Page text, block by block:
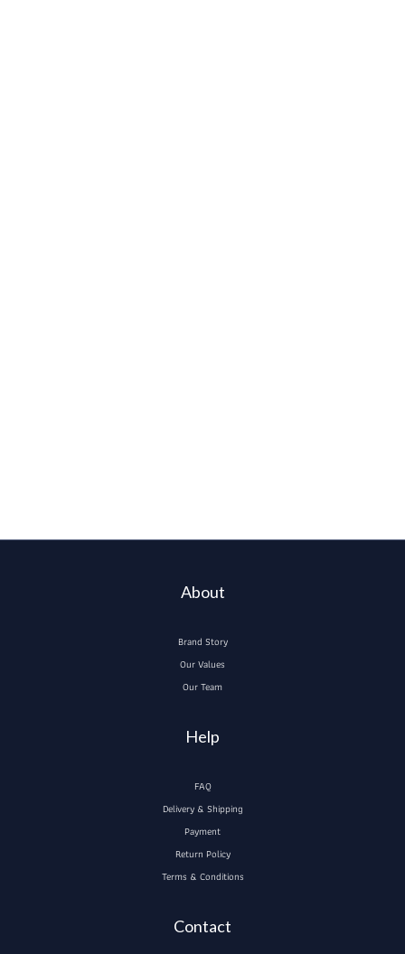
About
Brand Story
Our Values
Our Team
Help
FAQ
Delivery & Shipping
Payment
Return Policy
Terms & Conditions
Contact